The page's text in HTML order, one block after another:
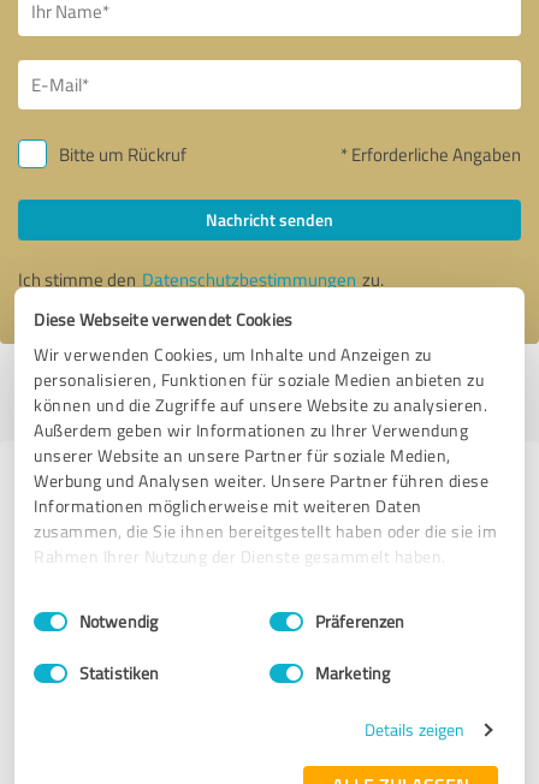
Diese Webseite verwendet Cookies
Wir verwenden Cookies, um Inhalte und Anzeigen zu
personalisieren, Funktionen für soziale Medien anbieten zu
können und die Zugriffe auf unsere Website zu analysieren.
Außerdem geben wir Informationen zu Ihrer Verwendung
unserer Website an unsere Partner für soziale Medien,
Werbung und Analysen weiter. Unsere Partner führen diese
Informationen möglicherweise mit weiteren Daten
zusammen, die Sie ihnen bereitgestellt haben oder die sie im
Rahmen Ihrer Nutzung der Dienste gesammelt haben.
Impressum Datenschutzbestimmungen
Einwilligungsauswahl
Notwendig Präferenzen
Statistiken Marketing
Details zeigen
Bitte um Rückruf * Erforderliche Angaben
Nachricht senden
Ich stimme den Datenschutzbestimmungen zu.
Profil aktiv seit 23.04.2025 |Letzte Aktualisierung: 23.04.2025|Profil
melden
Erfahrungen zu weiteren
Anbietern aus dem Bereich
Beratung
OKR Experten